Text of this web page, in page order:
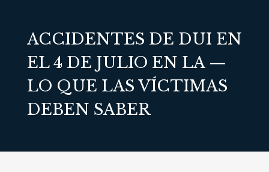
ACCIDENTES DE DUI EN
EL 4 DE JULIO EN LA —
LO QUE LAS VÍCTIMAS
DEBEN SABER